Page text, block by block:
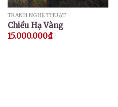
TRANH NGHỆ THUẬT
Chiều Hạ Vàng
15.000.000₫